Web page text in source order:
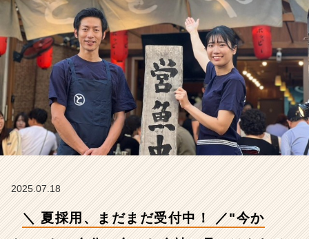
分
に
合
っ
た
会
社
見
つ
け
【加
2025.07.18
＼ 夏採用、まだまだ受付中！ ／"今か